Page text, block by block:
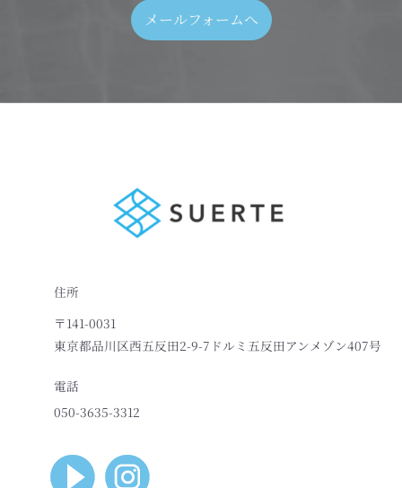
メールフォームへ
住所
〒141-0031
東京都品川区西五反田2-9-7ドルミ五反田アンメゾン407号
電話
050-3635-3312